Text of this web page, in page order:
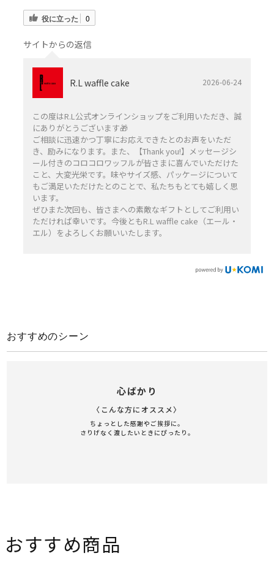
役に立った 0
サイトからの返信
R.L waffle cake 2026-06-24
この度はR.L公式オンラインショップをご利用いただき、誠
にありがとうございます🎁
ご相談に迅速かつ丁寧にお応えできたとのお声をいただ
き、励みになります。また、【Thank you!】メッセージシ
ール付きのコロコロワッフルが皆さまに喜んでいただけた
こと、大変光栄です。味やサイズ感、パッケージについて
もご満足いただけたとのことで、私たちもとても嬉しく思
います。
ぜひまた次回も、皆さまへの素敵なギフトとしてご利用い
ただければ幸いです。今後ともR.L waffle cake（エール・
エル）をよろしくお願いいたします。
おすすめのシーン
心ばかり
〈こんな方にオススメ〉
ちょっとした感謝やご挨拶に。
さりげなく渡したいときにぴったり。
おすすめ商品